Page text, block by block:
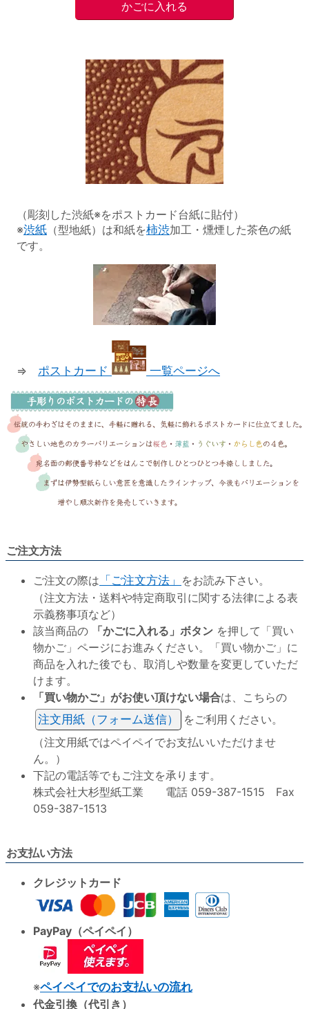
（彫刻した渋紙※をポストカード台紙に貼付）
※渋紙 （型地紙）は和紙を柿渋加工・燻煙した茶色の紙
です。
⇒ ポストカード 一覧ページへ
ご注文方法
ご注文の際は 「ご注文方法」 をお読み下さい。
（注文方法・送料や特定商取引に関する法律による表
示義務事項など）
該当商品の
「かごに入れる」ボタン を押して「買い
物かご」ページにお進みください。「買い物かご」に
商品を入れた後でも、取消しや数量を変更していただ
けます。
「買い物かご」がお使い頂けない場合は、こちらの
注文用紙（フォーム送信）
をご利用ください。
（注文用紙ではペイペイでお支払いいただけませ
ん。）
下記の電話等でもご注文を承ります。
株式会社大杉型紙工業 電話 059-387-1515 Fax
059-387-1513
お支払い方法
クレジットカード
PayPay（ペイペイ）
※ペイペイでのお支払いの流れ
代金引換（代引き）